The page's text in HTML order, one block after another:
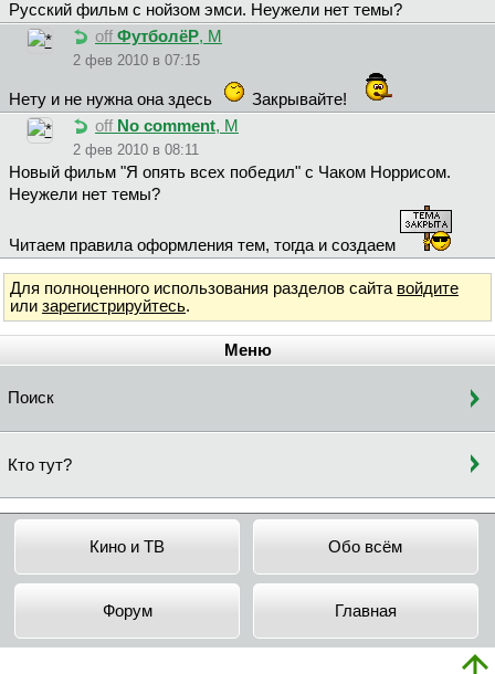
Русский фильм с нойзом эмси. Неужели нет темы?
off ФутболёР, М
2 фев 2010 в 07:15
Нету и не нужна она здесь
Закрывайте!
off No comment, М
2 фев 2010 в 08:11
Новый фильм "Я опять всех победил" с Чаком Норрисом.
Неужели нет темы?
Читаем правила оформления тем, тогда и создаем
Для полноценного использования разделов сайта войдите
или зарегистрируйтесь.
Меню
Поиск
Кто тут?
Кино и ТВ Обо всём
Форум Главная